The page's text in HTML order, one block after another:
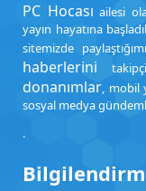
PC Hocası ailesi
yayın hayatına
sitemizde
haberlerini
donanımlar, mobil
sosyal medya
.